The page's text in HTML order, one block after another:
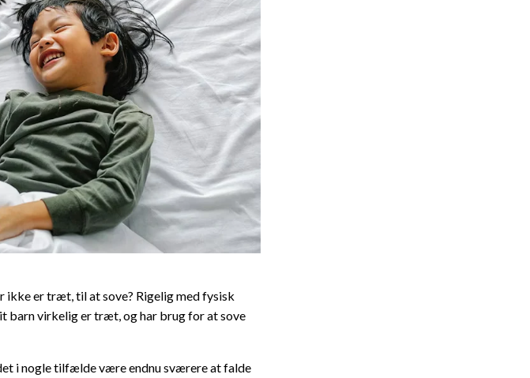
ikke er træt, til at sove? Rigelig med fysisk
barn virkelig er træt, og har brug for at sove
i nogle tilfælde være endnu sværere at falde